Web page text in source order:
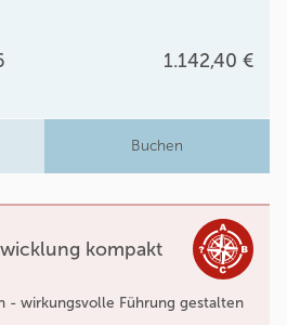
1.142,40 €
Buchen
kompakt
- wirkungsvolle Führung gestalten